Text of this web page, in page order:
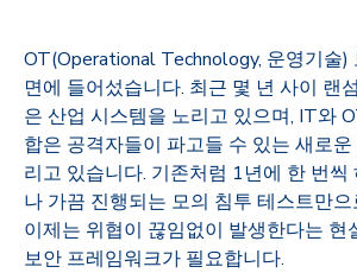
OT(Operational Technology, 운영기술)
면에 들어섰습니다. 최근 몇 년 사이 랜
은 산업 시스템을 노리고 있으며, IT와
합은 공격자들이 파고들 수 있는 새로
리고 있습니다. 기존처럼 1년에 한 번씩
나 가끔 진행되는 모의 침투 테스트만
이제는 위협이 끊임없이 발생한다는 현
보안 프레임워크가 필요합니다.